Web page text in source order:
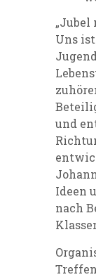
„Jubel
Uns
und
Ideen
nach